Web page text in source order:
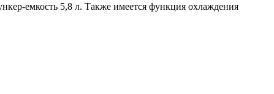
емкость 5,8 л. Также имеется функция охлаждения